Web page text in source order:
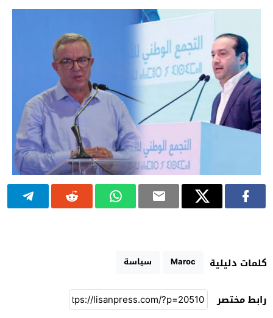
كلمات دليلية Maroc سياسة
رابط مختصر